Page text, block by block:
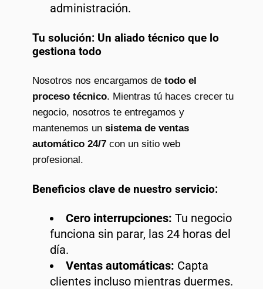
administración.
Tu solución: Un aliado técnico que lo
gestiona todo
Nosotros nos encargamos de todo el
proceso técnico. Mientras tú haces crecer tu
negocio, nosotros te entregamos y
mantenemos un sistema de ventas
automático 24/7 con un sitio web
profesional.
Beneficios clave de nuestro servicio:
Cero interrupciones: Tu negocio
funciona sin parar, las 24 horas del
día.
Ventas automáticas: Capta
clientes incluso mientras duermes.